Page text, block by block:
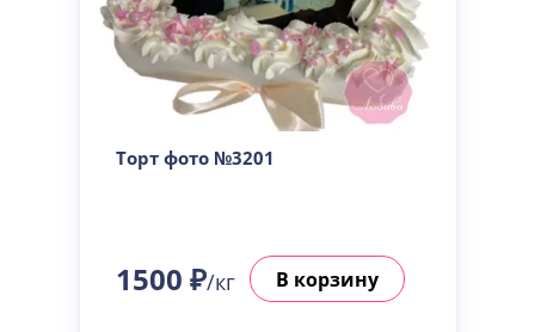
Торт фото №3201
1500 ₽/кг В корзину